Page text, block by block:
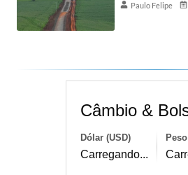
Paulo Felipe
Câmbio &
Dólar (USD)
Carregando...